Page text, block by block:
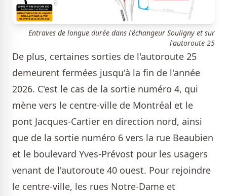
Entraves de longue durée dans l'échangeur Souligny et sur
l'autoroute 25
De plus, certaines sorties de l'autoroute 25
demeurent fermées jusqu'à la fin de l'année
2026. C'est le cas de la sortie numéro 4, qui
mène vers le centre-ville de Montréal et le
pont Jacques-Cartier en direction nord, ainsi
que de la sortie numéro 6 vers la rue Beaubien
et le boulevard Yves-Prévost pour les usagers
venant de l'autoroute 40 ouest. Pour rejoindre
le centre-ville, les rues Notre-Dame et